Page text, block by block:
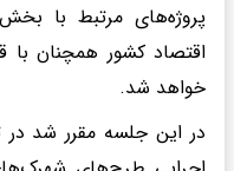
پروژه‌های مرتبط با
اقتصاد کشور همچنان
خواهد شد.
در این جلسه مقرر شد در